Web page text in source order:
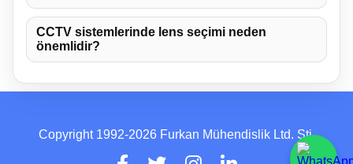
CCTV sistemlerinde lens seçimi neden
önemlidir?
Copyright 1992-2026 Furkan Mühendislik Ltd. Şti.